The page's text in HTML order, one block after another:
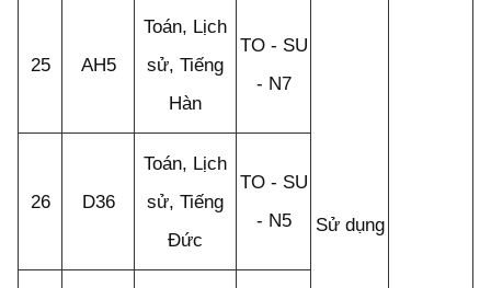
25 AH5
Toán, Lịch
sử, Tiếng
Hàn
TO - SU
- N7
Sử dụng
26 D36
Toán, Lịch
sử, Tiếng
Đức
TO - SU
- N5